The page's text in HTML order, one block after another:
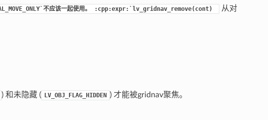
不应该一起使用。 :cpp:expr:`lv_gridnav_remove(cont)
从对
) 和未隐藏 ( LV_OBJ_FLAG_HIDDEN ) 才能被gridnav聚焦。